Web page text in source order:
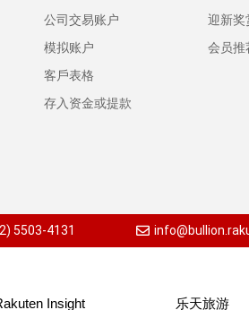
公司交易账户
模拟账户
客戶表格
存入资金或提款
迎新奖
会员推
5503-4131
Insight 乐天旅游